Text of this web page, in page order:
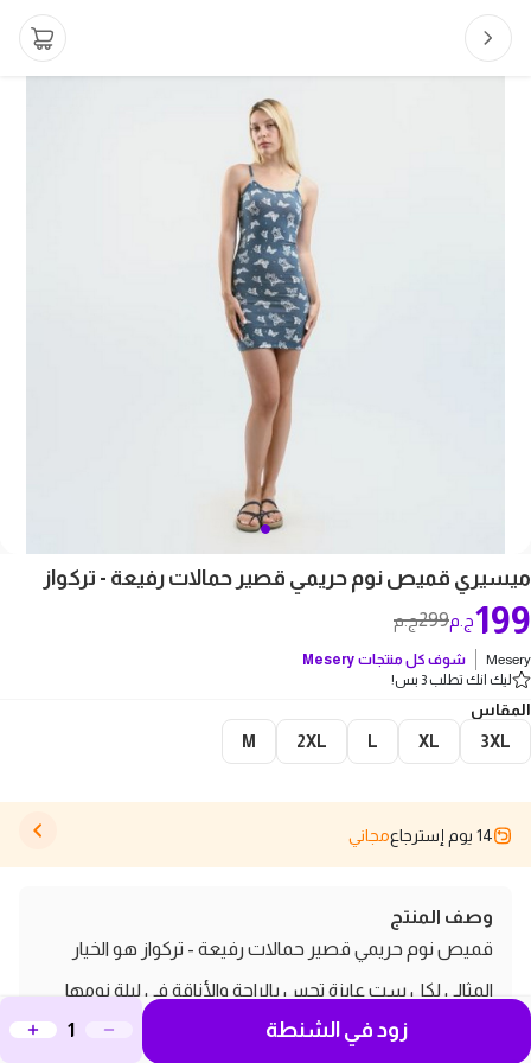
ميسيري قميص نوم حريمي قصير حمالات رفيعة - تركواز
299ج.م 199ج.م
Mesery شوف كل منتجات Mesery
ليك انك تطلب 3 بس!
المقاس
3XL
XL
L
2XL
M
14 يوم إسترجاع مجاني
وصف المنتج
قميص نوم حريمي قصير حمالات رفيعة - تركواز هو الخيار
المثالي لكل ست عايزة تحس بالراحة والأناقة في ليلة نومها
التصميم القصير مع الحمالات الرفيعة بيضيف لمسة من
زود في الشنطة